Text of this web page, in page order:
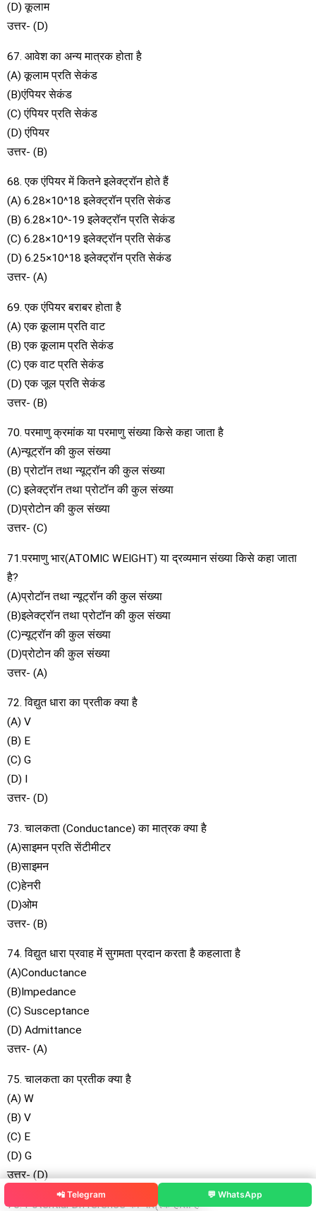
(D) कूलाम
उत्तर- (D)
67. आवेश का अन्य मात्रक होता है
(A) कूलाम प्रति सेकंड
(B)एंपियर सेकंड
(C) एंपियर प्रति सेकंड
(D) एंपियर
उत्तर- (B)
68. एक एंपियर में कितने इलेक्ट्रॉन होते हैं
(A) 6.28×10^18 इलेक्ट्रॉन प्रति सेकंड
(B) 6.28×10^-19 इलेक्ट्रॉन प्रति सेकंड
(C) 6.28×10^19 इलेक्ट्रॉन प्रति सेकंड
(D) 6.25×10^18 इलेक्ट्रॉन प्रति सेकंड
उत्तर- (A)
69. एक एंपियर बराबर होता है
(A) एक कूलाम प्रति वाट
(B) एक कूलाम प्रति सेकंड
(C) एक वाट प्रति सेकंड
(D) एक जूल प्रति सेकंड
उत्तर- (B)
70. परमाणु क्रमांक या परमाणु संख्या किसे कहा जाता है
(A)न्यूट्रॉन की कुल संख्या
(B) प्रोटॉन तथा न्यूट्रॉन की कुल संख्या
(C) इलेक्ट्रॉन तथा प्रोटॉन की कुल संख्या
(D)प्रोटोन की कुल संख्या
उत्तर- (C)
71.परमाणु भार(ATOMIC WEIGHT) या द्रव्यमान संख्या किसे कहा जाता
है?
(A)प्रोटॉन तथा न्यूट्रॉन की कुल संख्या
(B)इलेक्ट्रॉन तथा प्रोटॉन की कुल संख्या
(C)न्यूट्रॉन की कुल संख्या
(D)प्रोटोन की कुल संख्या
उत्तर- (A)
72. विद्युत धारा का प्रतीक क्या है
(A) V
(B) E
(C) G
(D) I
उत्तर- (D)
73. चालकता (Conductance) का मात्रक क्या है
(A)साइमन प्रति सेंटीमीटर
(B)साइमन
(C)हेनरी
(D)ओम
उत्तर- (B)
74. विद्युत धारा प्रवाह में सुगमता प्रदान करता है कहलाता है
(A)Conductance
(B)Impedance
(C) Susceptance
(D) Admittance
उत्तर- (A)
75. चालकता का प्रतीक क्या है
(A) W
(B) V
(C) E
(D) G
उत्तर- (D)
76. Potential Difference का मात्रक होता है
📲 Telegram 💬 WhatsApp